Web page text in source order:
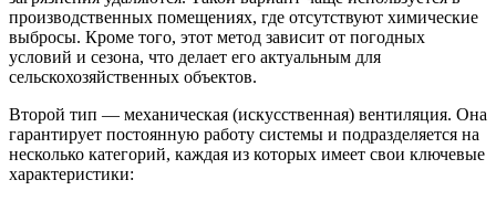
производственных помещениях, где отсутствуют химические
выбросы. Кроме того, этот метод зависит от погодных
условий и сезона, что делает его актуальным для
сельскохозяйственных объектов.
Второй тип — механическая (искусственная) вентиляция. Она
гарантирует постоянную работу системы и подразделяется на
несколько категорий, каждая из которых имеет свои ключевые
характеристики: